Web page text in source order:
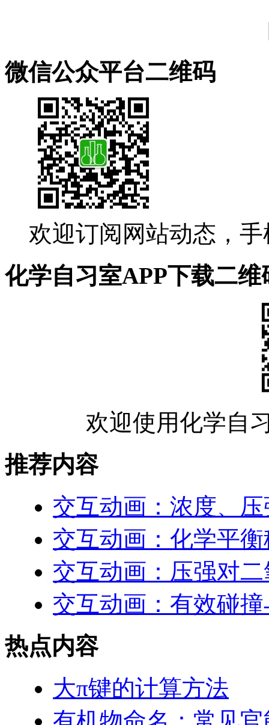
微信公众平台二维码
欢迎订阅网站动态，
化学自习室APP下载二维
欢迎使用化学自
推荐内容
交互动画：浓度、
交互动画：化学平
交互动画：压强对
交互动画：有效碰
热点内容
大π键的计算方法